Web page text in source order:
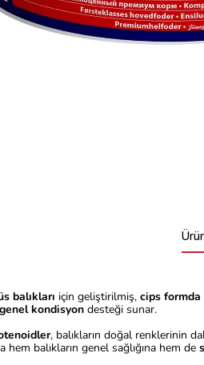
balıkları için geliştirilmiş, cips
genel kondisyon desteği sunar.
, balıkların doğal renklerinin
balıkların genel sağlığına hem de